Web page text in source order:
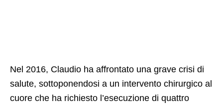
Nel 2016, Claudio ha affrontato una grave crisi di
salute, sottoponendosi a un intervento chirurgico al
cuore che ha richiesto l’esecuzione di quattro